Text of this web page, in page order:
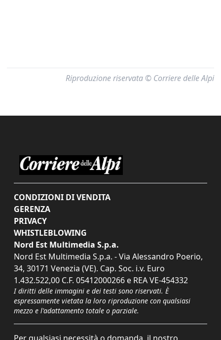
Riproduzione riservata © Corriere delle Alpi
CONDIZIONI DI VENDITA
GERENZA
PRIVACY
WHISTLEBLOWING
Nord Est Multimedia S.p.a.
Nord Est Multimedia S.p.a. - Via Alessandro Poerio,
34, 30171 Venezia (VE). Cap. Soc. i.v. Euro
1.432.522,00 C.F. 05412000266 e REA VE-454332
I diritti delle immagini e dei testi sono riservati. È
espressamente vietata la loro riproduzione con qualsiasi
mezzo e l'adattamento totale o parziale.